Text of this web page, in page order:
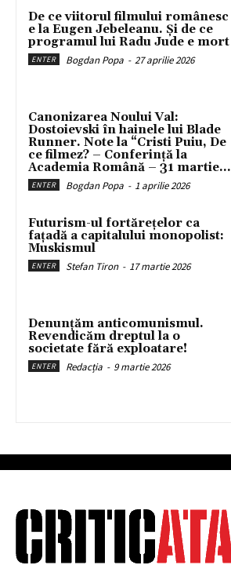
De ce viitorul filmului românesc
e la Eugen Jebeleanu. Și de ce
programul lui Radu Jude e mort
ENTER Bogdan Popa - 27 aprilie 2026
Canonizarea Noului Val:
Dostoievski în hainele lui Blade
Runner. Note la “Cristi Puiu, De
ce filmez? – Conferință la
Academia Română – 31 martie...
ENTER Bogdan Popa - 1 aprilie 2026
Futurism-ul fortărețelor ca
fațadă a capitalului monopolist:
Muskismul
ENTER Stefan Tiron - 17 martie 2026
Denunțăm anticomunismul.
Revendicăm dreptul la o
societate fără exploatare!
ENTER Redacția - 9 martie 2026